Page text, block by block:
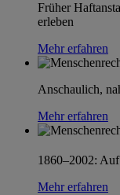
Früher
erleben
Mehr erfahren
Anschaulich,
Mehr erfahren
1860–2002:
Mehr erfahren